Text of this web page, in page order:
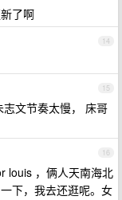
了啊
14
15
文节奏太慢， 床哥
16
louis ，俩人天南海北
下，我去还逛呢。女